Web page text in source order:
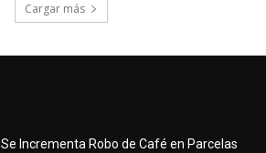
Cargar más
Se Incrementa Robo de Café en Parcelas